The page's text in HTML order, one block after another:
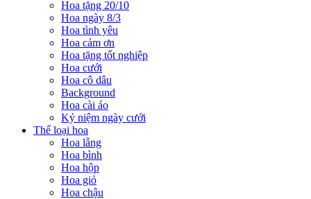
Hoa tặng 20/10
Hoa ngày 8/3
Hoa tình yêu
Hoa cảm ơn
Hoa tặng tốt nghiệp
Hoa cưới
Hoa cô dâu
Background
Hoa cài áo
Kỷ niệm ngày cưới
Thể loại hoa
Hoa lẵng
Hoa bình
Hoa hộp
Hoa giỏ
Hoa chậu